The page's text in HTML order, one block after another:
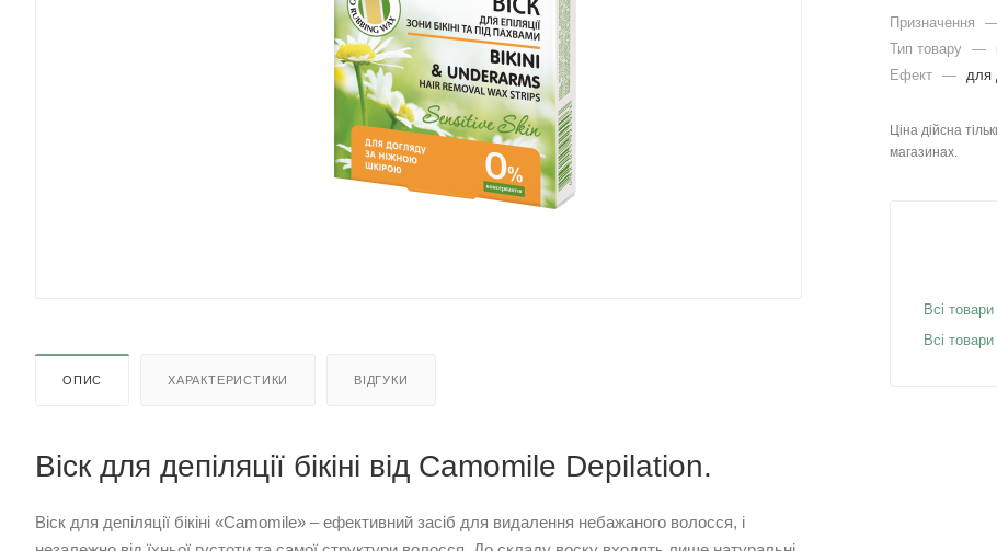
ОПИС ХАРАКТЕРИСТИКИ ВІДГУКИ
Віск для депіляції бікіні від Camomile Depilation.
Віск для депіляції бікіні «Camomile» – ефективний засіб для видалення небажаного волосся, і
Призначення
Тип товару —
Ефект — для
Ціна дійсна
магазинах.
Всі товари
Всі